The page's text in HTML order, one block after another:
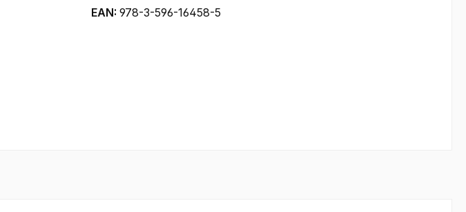
EAN: 978-3-596-16458-5